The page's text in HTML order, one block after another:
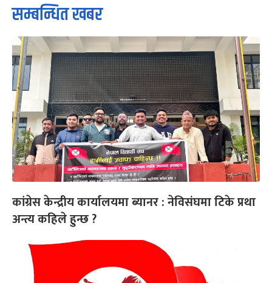
सम्बन्धित खबर
कांग्रेस केन्द्रीय कार्यालयमा ब्यानर : नेविसंघमा टिके प्रथा
अन्त्य कहिले हुन्छ ?